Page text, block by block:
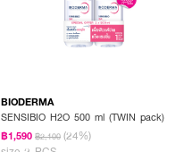
BIODERMA
SENSIBIO H2O 500 ml (TWIN pack)
฿1,590 ฿2,100 (24%)